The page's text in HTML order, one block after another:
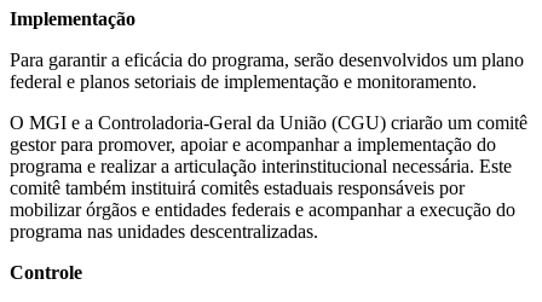
Implementação
Para garantir a eficácia do programa, serão desenvolvidos um plano
federal e planos setoriais de implementação e monitoramento.
O MGI e a Controladoria-Geral da União (CGU) criarão um comitê
gestor para promover, apoiar e acompanhar a implementação do
programa e realizar a articulação interinstitucional necessária. Este
comitê também instituirá comitês estaduais responsáveis por
mobilizar órgãos e entidades federais e acompanhar a execução do
programa nas unidades descentralizadas.
Controle